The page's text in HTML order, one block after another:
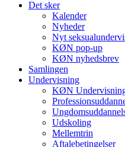
Det sker
Kalender
Nyheder
Nyt
KØN pop-up
KØN nyhedsbrev
Samlingen
Undervisning
KØN
Udskoling
Mellemtrin
Aftalebetingelser